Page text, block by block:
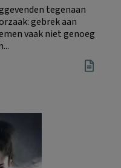
tegenaan
gebrek aan
vaak niet genoeg